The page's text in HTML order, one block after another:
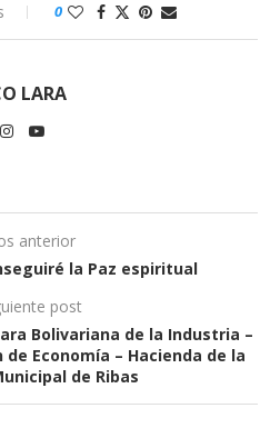
0
LARA
anterior
la Paz espiritual
post
Bolivariana de la Industria –
Economía – Hacienda de la
de Ribas